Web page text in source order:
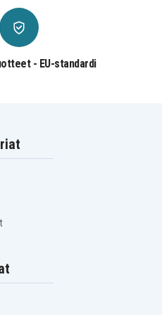
- EU-standardi